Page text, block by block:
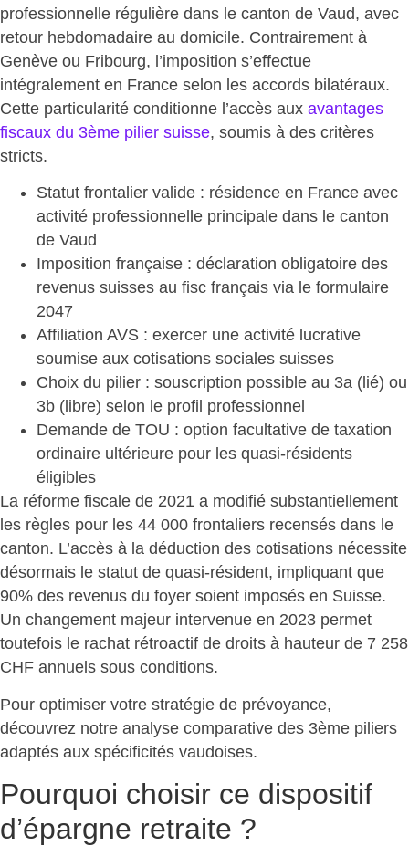
professionnelle régulière dans le canton de Vaud, avec
retour hebdomadaire au domicile. Contrairement à
Genève ou Fribourg, l’imposition s’effectue
intégralement en France selon les accords bilatéraux.
Cette particularité conditionne l’accès aux avantages
fiscaux du 3ème pilier suisse, soumis à des critères
stricts.
Statut frontalier valide : résidence en France avec
activité professionnelle principale dans le canton
de Vaud
Imposition française : déclaration obligatoire des
revenus suisses au fisc français via le formulaire
2047
Affiliation AVS : exercer une activité lucrative
soumise aux cotisations sociales suisses
Choix du pilier : souscription possible au 3a (lié) ou
3b (libre) selon le profil professionnel
Demande de TOU : option facultative de taxation
ordinaire ultérieure pour les quasi-résidents
éligibles
La réforme fiscale de 2021 a modifié substantiellement
les règles pour les 44 000 frontaliers recensés dans le
canton. L’accès à la déduction des cotisations nécessite
désormais le statut de quasi-résident, impliquant que
90% des revenus du foyer soient imposés en Suisse.
Un changement majeur intervenue en 2023 permet
toutefois le rachat rétroactif de droits à hauteur de 7 258
CHF annuels sous conditions.
Pour optimiser votre stratégie de prévoyance,
découvrez notre analyse comparative des 3ème piliers
adaptés aux spécificités vaudoises.
Pourquoi choisir ce dispositif
d’épargne retraite ?